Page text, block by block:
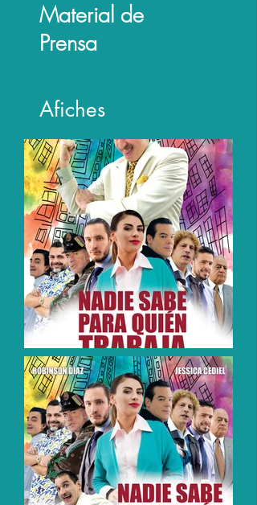
Material de
Prensa
Afiches